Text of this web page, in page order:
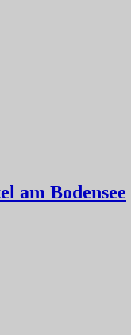
am Bodensee